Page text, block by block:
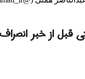
قبل از خبر